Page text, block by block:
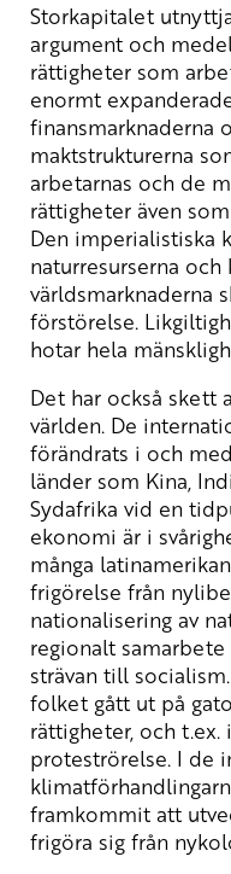
Storkapitalet
argument och
rättigheter som
enormt
finansmarknaderna
maktstrukturerna
arbetarnas och de
rättigheter även
Den imperialistiska
naturresurserna
världsmarknaderna
förstörelse.
hotar hela
Det har också skett
världen. De
förändrats i och
länder som Kina,
Sydafrika vid en
ekonomi är i
många
frigörelse från
nationalisering av
regionalt
strävan till
folket gått ut på
rättigheter, och
proteströrelse. I de
framkommit att
frigöra sig från